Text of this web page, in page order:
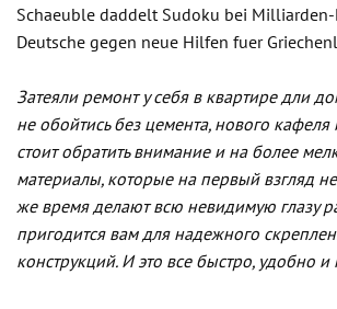
Schaeuble daddelt Sudoku bei
Deutsche gegen neue Hilfen fuer
Затеяли ремонт у себя в квартире дли
не обойтись без цемента, нового кафеля
стоит обратить внимание и на более
материалы, которые на первый взгляд
же время делают всю невидимую глазу
пригодится вам для надежного
конструкций. И это все быстро, удобно